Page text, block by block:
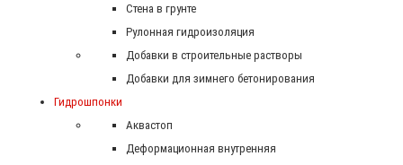
Стена в грунте
Рулонная гидроизоляция
Добавки в строительные растворы
Добавки для зимнего бетонирования
Гидрошпонки
Аквастоп
Деформационная внутренняя